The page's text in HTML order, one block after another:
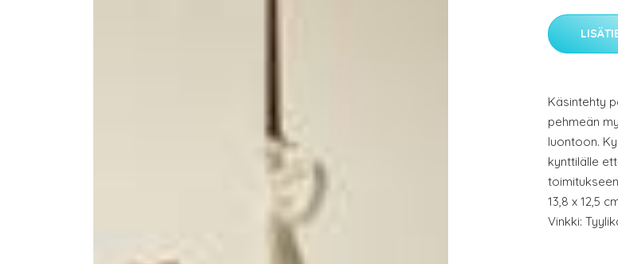
Käsintehty
pehmeän
luontoon.
kynttilälle
13,8 x 12,5
Vinkki: